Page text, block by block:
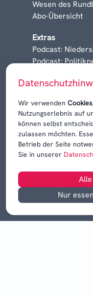
Wir verwenden Cookies
Nutzungserlebnis auf
können selbst
zulassen möchten.
Betrieb der Seite
Sie in unserer
Nur
Wesen des
Abo-Übersicht
Extras
Podcast:
Podcast:
Karrieren,